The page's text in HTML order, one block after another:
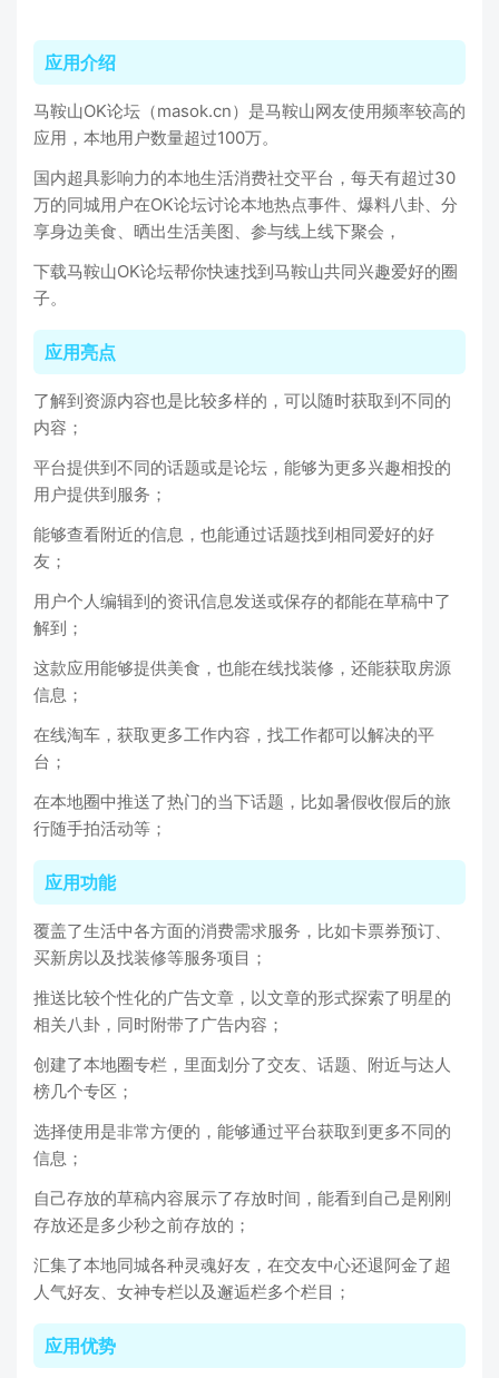
应用介绍
马鞍山OK论坛（masok.cn）是马鞍山网友使用频率较高的
应用，本地用户数量超过100万。
国内超具影响力的本地生活消费社交平台，每天有超过30
万的同城用户在OK论坛讨论本地热点事件、爆料八卦、分
享身边美食、晒出生活美图、参与线上线下聚会，
下载马鞍山OK论坛帮你快速找到马鞍山共同兴趣爱好的圈
子。
应用亮点
了解到资源内容也是比较多样的，可以随时获取到不同的
内容；
平台提供到不同的话题或是论坛，能够为更多兴趣相投的
用户提供到服务；
能够查看附近的信息，也能通过话题找到相同爱好的好
友；
用户个人编辑到的资讯信息发送或保存的都能在草稿中了
解到；
这款应用能够提供美食，也能在线找装修，还能获取房源
信息；
在线淘车，获取更多工作内容，找工作都可以解决的平
台；
在本地圈中推送了热门的当下话题，比如暑假收假后的旅
行随手拍活动等；
应用功能
覆盖了生活中各方面的消费需求服务，比如卡票券预订、
买新房以及找装修等服务项目；
推送比较个性化的广告文章，以文章的形式探索了明星的
相关八卦，同时附带了广告内容；
创建了本地圈专栏，里面划分了交友、话题、附近与达人
榜几个专区；
选择使用是非常方便的，能够通过平台获取到更多不同的
信息；
自己存放的草稿内容展示了存放时间，能看到自己是刚刚
存放还是多少秒之前存放的；
汇集了本地同城各种灵魂好友，在交友中心还退阿金了超
人气好友、女神专栏以及邂逅栏多个栏目；
应用优势